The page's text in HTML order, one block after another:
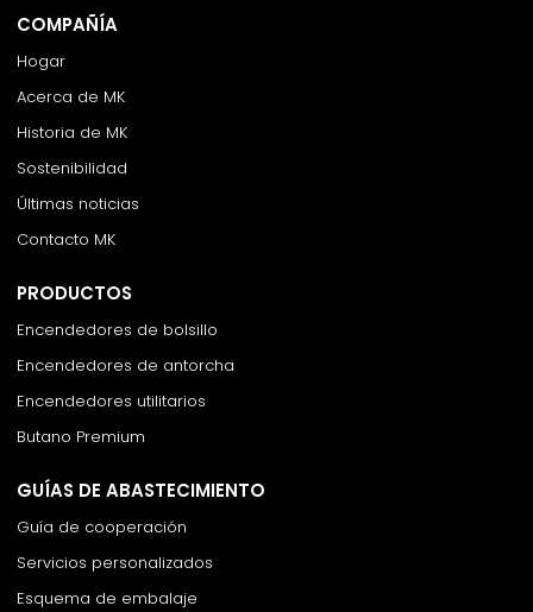
COMPAÑÍA
Hogar
Acerca de MK
Historia de MK
Sostenibilidad
Últimas noticias
Contacto MK
PRODUCTOS
Encendedores de bolsillo
Encendedores de antorcha
Encendedores utilitarios
Butano Premium
GUÍAS DE ABASTECIMIENTO
Guía de cooperación
Servicios personalizados
Esquema de embalaje